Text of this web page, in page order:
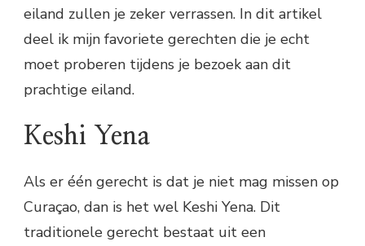
eiland zullen je zeker verrassen. In dit artikel
deel ik mijn favoriete gerechten die je echt
moet proberen tijdens je bezoek aan dit
prachtige eiland.
Keshi Yena
Als er één gerecht is dat je niet mag missen op
Curaçao, dan is het wel Keshi Yena. Dit
traditionele gerecht bestaat uit een